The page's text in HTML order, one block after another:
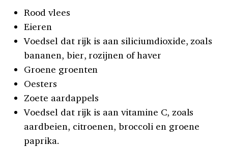
Rood vlees
Eieren
Voedsel dat rijk is aan siliciumdioxide, zoals
bananen, bier, rozijnen of haver
Groene groenten
Oesters
Zoete aardappels
Voedsel dat rijk is aan vitamine C, zoals
aardbeien, citroenen, broccoli en groene
paprika.